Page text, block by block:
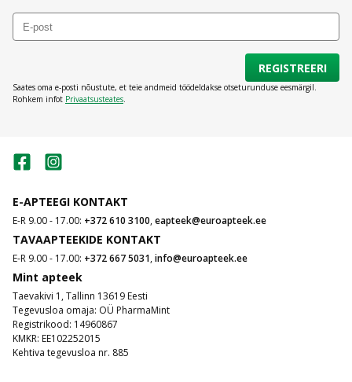
REGISTREERI
Saates oma e-posti nõustute, et teie andmeid töödeldakse otseturunduse eesmärgil.
Rohkem infot Privaatsusteates.
E-APTEEGI KONTAKT
E-R 9.00 - 17.00: +372 610 3100,eapteek@euroapteek.ee
TAVAAPTEEKIDE KONTAKT
E-R 9.00 - 17.00: +372 667 5031,info@euroapteek.ee
Mint apteek
Taevakivi 1, Tallinn 13619 Eesti
Tegevusloa omaja: OÜ PharmaMint
Registrikood: 14960867
KMKR: EE102252015
Kehtiva tegevusloa nr. 885